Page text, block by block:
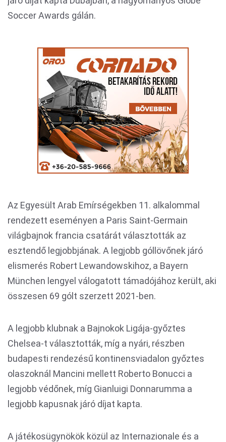
Soccer Awards gálán.
Az Egyesült Arab Emírségekben 11. alkalommal
rendezett eseményen a Paris Saint-Germain
világbajnok francia csatárát választották az
esztendő legjobbjának. A legjobb góllövőnek járó
elismerés Robert Lewandowskihoz, a Bayern
München lengyel válogatott támadójához került, aki
összesen 69 gólt szerzett 2021-ben.
A legjobb klubnak a Bajnokok Ligája-győztes
Chelsea-t választották, míg a nyári, részben
budapesti rendezésű kontinensviadalon győztes
olaszoknál Mancini mellett Roberto Bonucci a
legjobb védőnek, míg Gianluigi Donnarumma a
legjobb kapusnak járó díjat kapta.
A játékosügynökök közül az Internazionale és a